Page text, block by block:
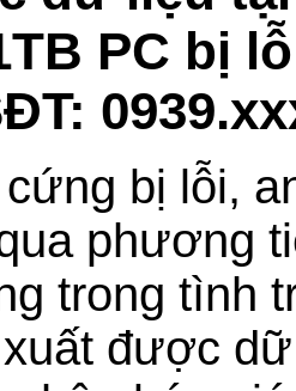
PC bị
bị lỗi,
phương
trong tình
được